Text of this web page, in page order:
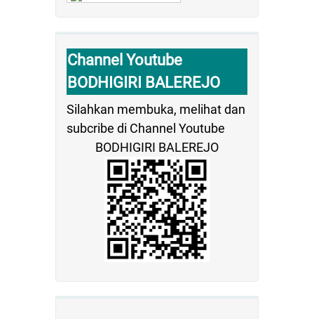
Channel Youtube
BODHIGIRI BALEREJO
Silahkan membuka, melihat dan
subcribe di Channel Youtube
BODHIGIRI BALEREJO